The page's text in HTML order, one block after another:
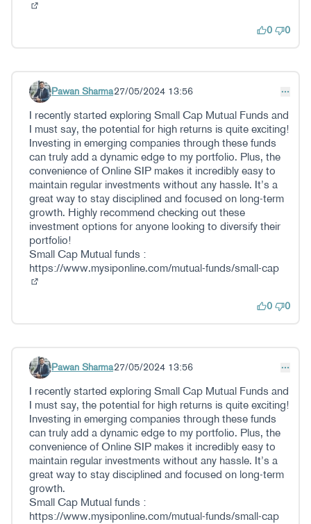
0 0
Iruzkindu 63
Pawan Sharma27/05/2024 13:56
I recently started exploring Small Cap Mutual Funds and
I must say, the potential for high returns is quite exciting!
Investing in emerging companies through these funds
can truly add a dynamic edge to my portfolio. Plus, the
convenience of Online SIP makes it incredibly easy to
maintain regular investments without any hassle. It’s a
great way to stay disciplined and focused on long-term
growth. Highly recommend checking out these
investment options for anyone looking to diversify their
portfolio!
Small Cap Mutual funds :
https://www.mysiponline.com/mutual-funds/small-cap
0 0
Iruzkindu 64
Pawan Sharma27/05/2024 13:56
I recently started exploring Small Cap Mutual Funds and
I must say, the potential for high returns is quite exciting!
Investing in emerging companies through these funds
can truly add a dynamic edge to my portfolio. Plus, the
convenience of Online SIP makes it incredibly easy to
maintain regular investments without any hassle. It’s a
great way to stay disciplined and focused on long-term
growth.
Small Cap Mutual funds :
https://www.mysiponline.com/mutual-funds/small-cap